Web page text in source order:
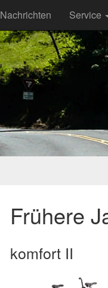
Nachrichten Service
Frühere
komfort II